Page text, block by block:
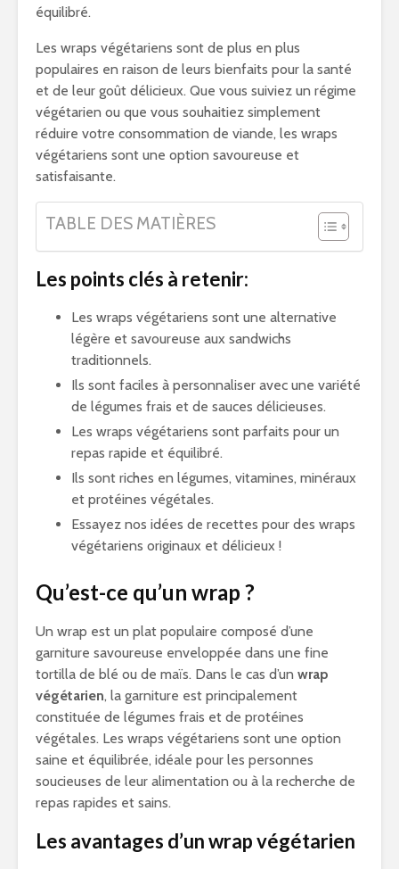
équilibré.
Les wraps végétariens sont de plus en plus
populaires en raison de leurs bienfaits pour la santé
et de leur goût délicieux. Que vous suiviez un régime
végétarien ou que vous souhaitiez simplement
réduire votre consommation de viande, les wraps
végétariens sont une option savoureuse et
satisfaisante.
TABLE DES MATIÈRES
Les points clés à retenir:
Les wraps végétariens sont une alternative
légère et savoureuse aux sandwichs
traditionnels.
Ils sont faciles à personnaliser avec une variété
de légumes frais et de sauces délicieuses.
Les wraps végétariens sont parfaits pour un
repas rapide et équilibré.
Ils sont riches en légumes, vitamines, minéraux
et protéines végétales.
Essayez nos idées de recettes pour des wraps
végétariens originaux et délicieux !
Qu’est-ce qu’un wrap ?
Un wrap est un plat populaire composé d’une
garniture savoureuse enveloppée dans une fine
tortilla de blé ou de maïs. Dans le cas d’un wrap
végétarien, la garniture est principalement
constituée de légumes frais et de protéines
végétales. Les wraps végétariens sont une option
saine et équilibrée, idéale pour les personnes
soucieuses de leur alimentation ou à la recherche de
repas rapides et sains.
Les avantages d’un wrap végétarien